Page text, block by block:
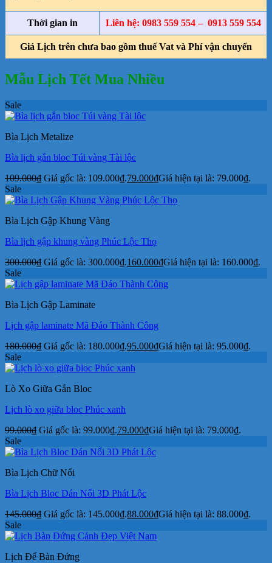
Thời gian in Liên hệ: 0983 559 554 – 0913 559 554
Giá Lịch trên chưa bao gồm thuế Vat và Phí vận chuyển
Mẫu Lịch Tết Mua Nhiều
Sale
Bìa Lịch Metalize
Bìa lịch gắn bloc Túi vàng Tài lộc
109.000₫ Giá gốc là: 109.000₫.79.000₫Giá hiện tại là: 79.000₫.
Sale
Bìa Lịch Gập Khung Vàng
Bìa lịch gập khung vàng Phúc Lộc Thọ
300.000₫ Giá gốc là: 300.000₫.160.000₫Giá hiện tại là: 160.000₫.
Sale
Bìa Lịch Gập Laminate
Lịch gập laminate Mã Đáo Thành Công
180.000₫ Giá gốc là: 180.000₫.95.000₫Giá hiện tại là: 95.000₫.
Sale
Lò Xo Giữa Gắn Bloc
Lịch lò xo giữa bloc Phúc xanh
99.000₫ Giá gốc là: 99.000₫.79.000₫Giá hiện tại là: 79.000₫.
Sale
Bìa Lịch Chữ Nổi
Bìa Lịch Bloc Dán Nổi 3D Phát Lộc
145.000₫ Giá gốc là: 145.000₫.88.000₫Giá hiện tại là: 88.000₫.
Sale
Lịch Để Bàn Đứng